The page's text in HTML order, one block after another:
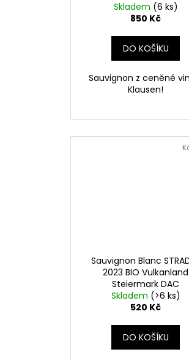
Skladem (6 ks)
850 Kč
DO KOŠÍKU
Sauvignon z ceněné
Klausen!
Sauvignon Blanc
2023 BIO Vulkanland
Steiermark DAC
Skladem (>6 ks)
520 Kč
DO KOŠÍKU